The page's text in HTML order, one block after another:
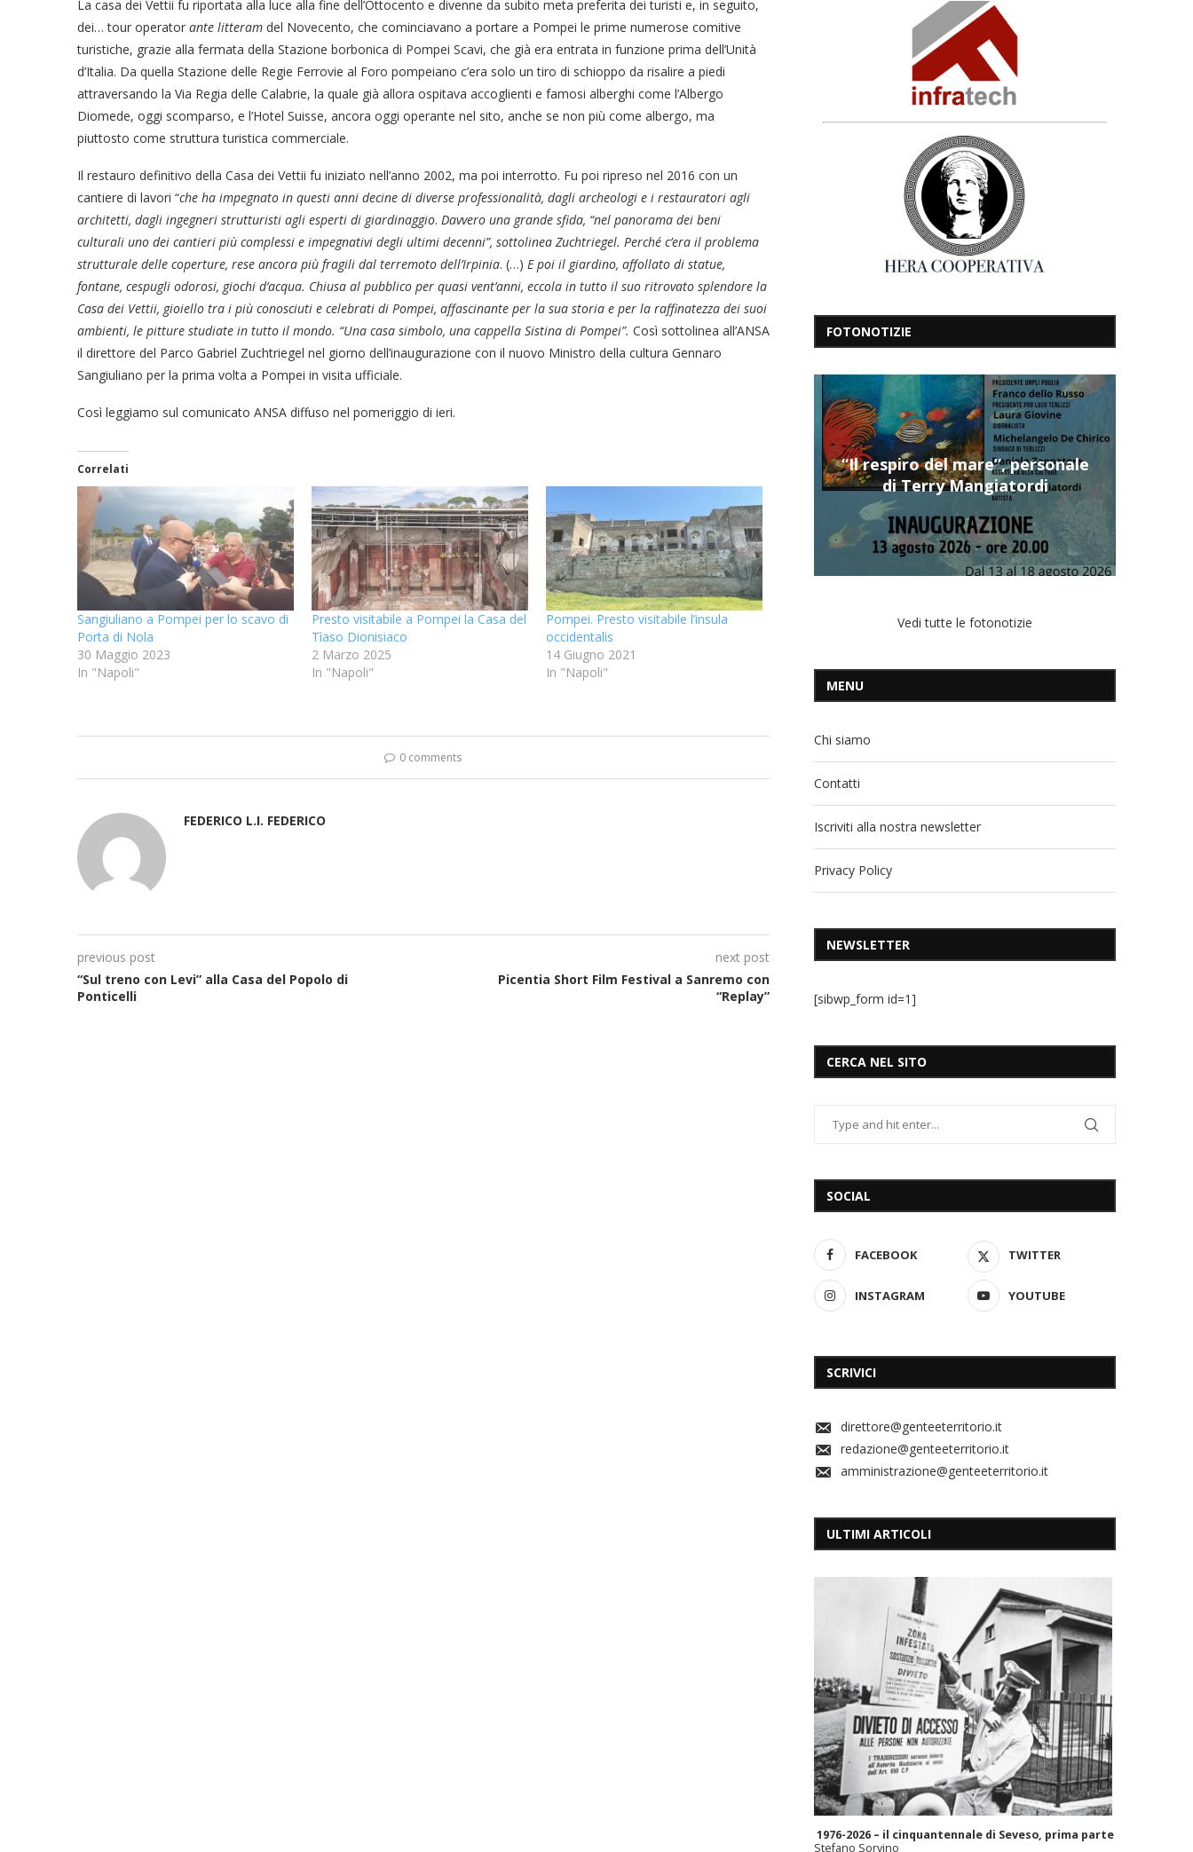
La casa dei Vettii fu riportata alla luce alla fine dell’Ottocento e divenne da subito meta preferita dei turisti e, in seguito,
dei… tour operator ante litteram del Novecento, che cominciavano a portare a Pompei le prime numerose comitive
turistiche, grazie alla fermata della Stazione borbonica di Pompei Scavi, che già era entrata in funzione prima dell’Unità
d’Italia. Da quella Stazione delle Regie Ferrovie al Foro pompeiano c’era solo un tiro di schioppo da risalire a piedi
attraversando la Via Regia delle Calabrie, la quale già allora ospitava accoglienti e famosi alberghi come l’Albergo
Diomede, oggi scomparso, e l’Hotel Suisse, ancora oggi operante nel sito, anche se non più come albergo, ma
piuttosto come struttura turistica commerciale.
Il restauro definitivo della Casa dei Vettii fu iniziato nell’anno 2002, ma poi interrotto. Fu poi ripreso nel 2016 con un
cantiere di lavori “che ha impegnato in questi anni decine di diverse professionalità, dagli archeologi e i restauratori agli
architetti, dagli ingegneri strutturisti agli esperti di giardinaggio. Davvero una grande sfida, “nel panorama dei beni
culturali uno dei cantieri più complessi e impegnativi degli ultimi decenni”, sottolinea Zuchtriegel. Perché c’era il problema
strutturale delle coperture, rese ancora più fragili dal terremoto dell’Irpinia. (…) E poi il giardino, affollato di statue,
fontane, cespugli odorosi, giochi d’acqua. Chiusa al pubblico per quasi vent’anni, eccola in tutto il suo ritrovato splendore la
Casa dei Vettii, gioiello tra i più conosciuti e celebrati di Pompei, affascinante per la sua storia e per la raffinatezza dei suoi
ambienti, le pitture studiate in tutto il mondo. “Una casa simbolo, una cappella Sistina di Pompei”. Così sottolinea all’ANSA
il direttore del Parco Gabriel Zuchtriegel nel giorno dell’inaugurazione con il nuovo Ministro della cultura Gennaro
Sangiuliano per la prima volta a Pompei in visita ufficiale.
Così leggiamo sul comunicato ANSA diffuso nel pomeriggio di ieri.
Correlati
Sangiuliano a Pompei per lo scavo di
Porta di Nola
30 Maggio 2023
In "Napoli"
Presto visitabile a Pompei la Casa del
Tìaso Dionisiaco
2 Marzo 2025
In "Napoli"
Pompei. Presto visitabile l’insula
occidentalis
14 Giugno 2021
In "Napoli"
0 comments
FEDERICO L.I. FEDERICO
previous post
“Sul treno con Levi” alla Casa del Popolo di
Ponticelli
next post
Picentia Short Film Festival a Sanremo con
“Replay”
FOTONOTIZIE
presentato da Milvia Marigliano
di Terry Mangiatordi
per la Navalmed
Crapolla violando...
digitale gratuito e...
presentato da Milvia Marigliano
“Il respiro del mare”, personale
di Terry Mangiatordi
Vedi tutte le fotonotizie
MENU
Chi siamo
Contatti
Iscriviti alla nostra newsletter
Privacy Policy
NEWSLETTER
[sibwp_form id=1]
CERCA NEL SITO
SOCIAL
FACEBOOK TWITTER
INSTAGRAM YOUTUBE
SCRIVICI
direttore@genteeterritorio.it
redazione@genteeterritorio.it
amministrazione@genteeterritorio.it
ULTIMI ARTICOLI
1976-2026 – il cinquantennale di Seveso, prima parte
Stefano Sorvino